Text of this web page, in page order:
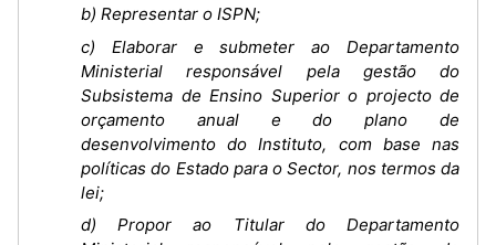
b) Representar o ISPN;
c) Elaborar e submeter ao Departamento
Ministerial responsável pela gestão do
Subsistema de Ensino Superior o projecto de
orçamento anual e do plano de
desenvolvimento do Instituto, com base nas
políticas do Estado para o Sector, nos termos da
lei;
d) Propor ao Titular do Departamento